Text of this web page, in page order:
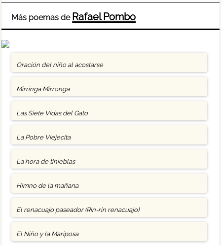
Más poemas de Rafael Pombo
Oración del niño al acostarse
Mirringa Mirronga
Las Siete Vidas del Gato
La Pobre Viejecita
La hora de tinieblas
Himno de la mañana
El renacuajo paseador (Rin-rin renacuajo)
El Niño y la Mariposa